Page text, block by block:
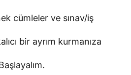
cümleler ve sınav/iş
bir ayrım kurmanıza